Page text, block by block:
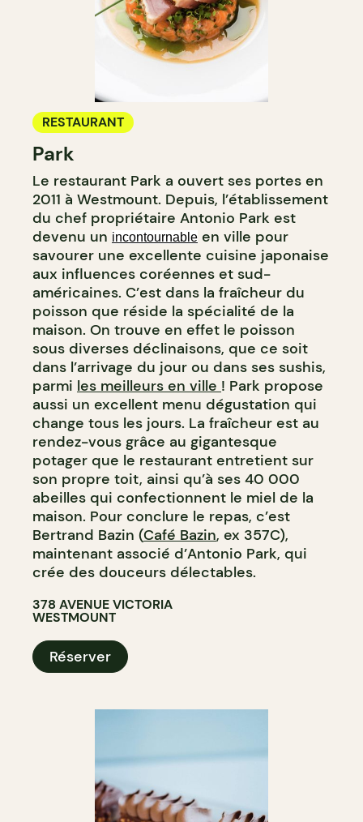
RESTAURANT
Park
Le restaurant Park a ouvert ses portes en
2011 à Westmount. Depuis, l’établissement
du chef propriétaire Antonio Park est
devenu un incontournable en ville pour
savourer une excellente cuisine japonaise
aux influences coréennes et sud-
américaines. C’est dans la fraîcheur du
poisson que réside la spécialité de la
maison. On trouve en effet le poisson
sous diverses déclinaisons, que ce soit
dans l’arrivage du jour ou dans ses sushis,
parmi les meilleurs en ville ! Park propose
aussi un excellent menu dégustation qui
change tous les jours. La fraîcheur est au
rendez-vous grâce au gigantesque
potager que le restaurant entretient sur
son propre toit, ainsi qu’à ses 40 000
abeilles qui confectionnent le miel de la
maison. Pour conclure le repas, c’est
Bertrand Bazin (Café Bazin, ex 357C),
maintenant associé d’Antonio Park, qui
crée des douceurs délectables.
378 AVENUE VICTORIA
WESTMOUNT
Réserver